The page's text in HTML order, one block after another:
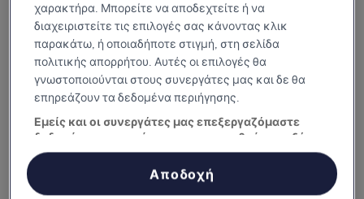
Γιατί να κατεβάσετε την εφαρμογή
μας
χαρακτήρα. Μπορείτε να αποδεχτείτε ή να
διαχειριστείτε τις επιλογές σας κάνοντας κλικ
παρακάτω, ή οποιαδήποτε στιγμή, στη σελίδα
πολιτικής απορρήτου. Αυτές οι επιλογές θα
γνωστοποιούνται στους συνεργάτες μας και δε θα
επηρεάζουν τα δεδομένα περιήγησης.
Εμείς και οι συνεργάτες μας επεξεργαζόμαστε
δεδομένα προκειμένου να παρασχεθούν τα εξής:
Χρήση επακριβών δεδομένων γεωεντοπισμού. Ακριβής σάρωση
χαρακτηριστικών συσκευής για αναγνώριση ταυτότητας.
Αποθήκευση ή/και πρόσβαση στα δεδομένα μιας συσκευής.
Εξατομικευμένη διαφήμιση και περιεχόμενο, μέτρηση διαφήμισης
Αποδοχή